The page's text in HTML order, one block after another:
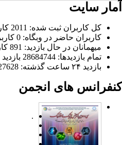
آمار سایت
کل کاربران ثبت شده: 2011 کاربر
کاربران حاضر در وبگاه: 0 کاربر
میهمانان در حال بازدید: 891 کاربر
تمام بازدید‌ها: 28684744 بازدید
بازدید ۲۴ ساعت گذشته: 27628 بازدید
کنفرانس های انجمن
.